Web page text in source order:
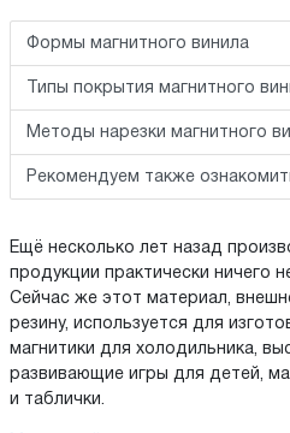
Формы магнитного винила
Типы покрытия магнитного
Методы нарезки магнитного
Рекомендуем также
Ещё несколько лет назад
продукции практически ничего
Сейчас же этот материал,
резину, используется для
магнитики для холодильника,
развивающие игры для детей,
и таблички.